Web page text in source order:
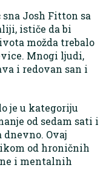
Josh Fitton sa
ističe da bi
možda trebalo
Mnogi ljudi,
i redovan san i
je u kategoriju
od sedam sati i
dnevno. Ovaj
od hroničnih
i mentalnih